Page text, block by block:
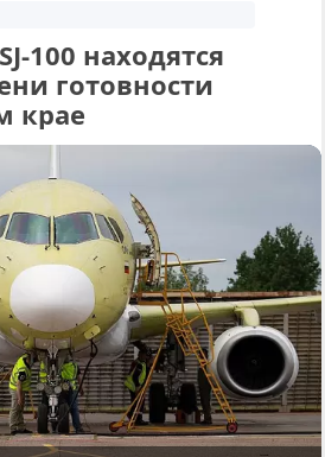
100 находятся
готовности
крае